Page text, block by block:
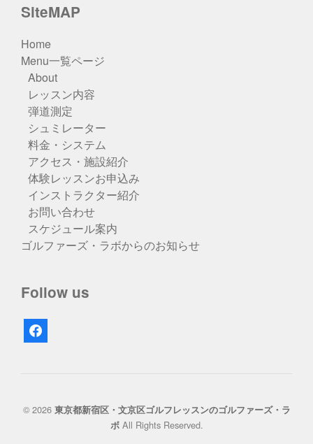
SiteMAP
Home
Menu一覧ページ
About
レッスン内容
弾道測定
シュミレーター
料金・システム
アクセス・施設紹介
体験レッスンお申込み
インストラクター紹介
お問い合わせ
スケジュール案内
ゴルファーズ・ラボからのお知らせ
Follow us
facebook
© 2026 東京都新宿区・文京区ゴルフレッスンのゴルファーズ・ラ
ボAll Rights Reserved.